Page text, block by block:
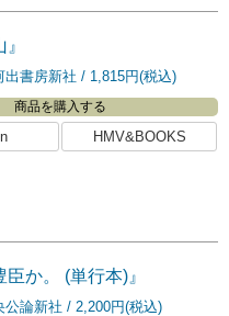
出書房新社 1,815円(税込)
商品を購入する
HMV&BOOKS
臣か。 (単行本)』
公論新社 2,200円(税込)